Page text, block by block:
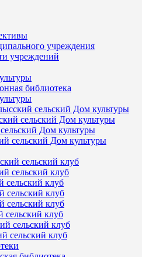
учреждения
учреждений
библиотека
сельский Дом культуры
сельский Дом культуры
Дом культуры
сельский Дом культуры
сельский клуб
сельский клуб
сельский клуб
сельский клуб
сельский клуб
сельский клуб
сельский клуб
сельский клуб